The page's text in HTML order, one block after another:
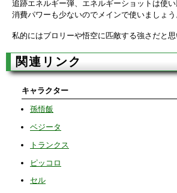
追跡エネルギー弾、エネルギーショットは使い
消費パワーも少ないのでメインで使いましょう
私的にはブロリーや悟空に匹敵する強さだと思
関連リンク
キャラクター
孫悟飯
ベジータ
トランクス
ピッコロ
セル